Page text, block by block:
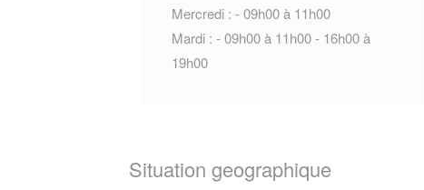
Mercredi : - 09h00 à 11h00
Mardi : - 09h00 à 11h00 - 16h00 à
19h00
Situation geographique